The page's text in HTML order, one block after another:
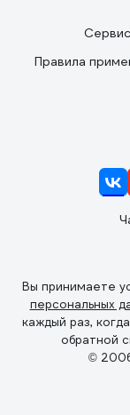
Правила
Вы принимаете
персональных
каждый раз,
обратной
©